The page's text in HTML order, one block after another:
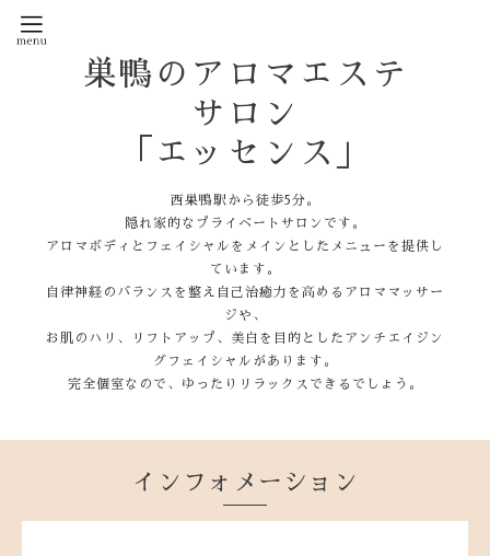
巣鴨のアロマエステ
サロン
「エッセンス」
西巣鴨駅から徒歩5分。
隠れ家的なプライベートサロンです。
アロマボディとフェイシャルをメインとしたメニューを提供し
ています。
自律神経のバランスを整え自己治癒力を高めるアロママッサー
ジや、
お肌のハリ、リフトアップ、美白を目的としたアンチエイジン
グフェイシャルがあります。
完全個室なので、ゆったりリラックスできるでしょう。
インフォメーション